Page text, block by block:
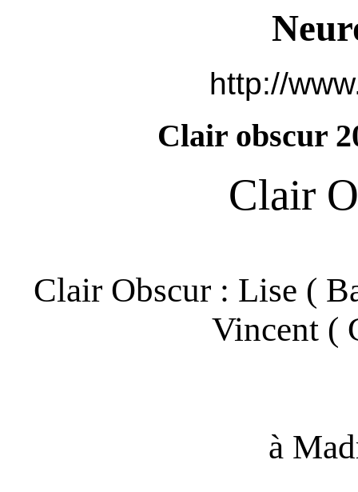
http://
Clair obscur
Clair
Clair Obscur : Lise (
Vincent (
à